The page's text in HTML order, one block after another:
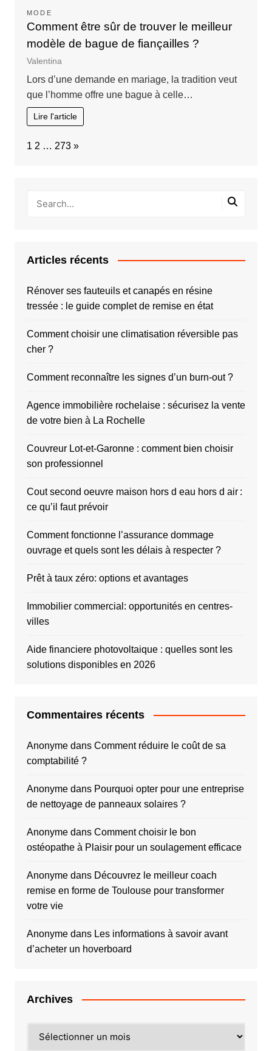
MODE
Comment être sûr de trouver le meilleur
modèle de bague de fiançailles ?
Valentina
Lors d’une demande en mariage, la tradition veut
que l’homme offre une bague à celle…
Lire l'article
Page:
1 2 … 273 Next
»
Articles récents
Rénover ses fauteuils et canapés en résine
tressée : le guide complet de remise en état
Comment choisir une climatisation réversible pas
cher ?
Comment reconnaître les signes d’un burn-out ?
Agence immobilière rochelaise : sécurisez la vente
de votre bien à La Rochelle
Couvreur Lot-et-Garonne : comment bien choisir
son professionnel
Cout second oeuvre maison hors d eau hors d air :
ce qu’il faut prévoir
Comment fonctionne l’assurance dommage
ouvrage et quels sont les délais à respecter ?
Prêt à taux zéro: options et avantages
Immobilier commercial: opportunités en centres-
villes
Aide financiere photovoltaique : quelles sont les
solutions disponibles en 2026
Commentaires récents
Anonymedans Comment réduire le coût de sa
comptabilité ?
Anonymedans Pourquoi opter pour une entreprise
de nettoyage de panneaux solaires ?
Anonymedans Comment choisir le bon
ostéopathe à Plaisir pour un soulagement efficace
Anonymedans Découvrez le meilleur coach
remise en forme de Toulouse pour transformer
votre vie
Anonymedans Les informations à savoir avant
d’acheter un hoverboard
Archives